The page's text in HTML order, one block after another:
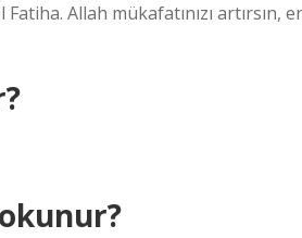
Allah mükafatınızı artırsın,